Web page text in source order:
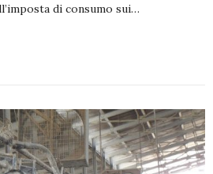
di consumo sui…